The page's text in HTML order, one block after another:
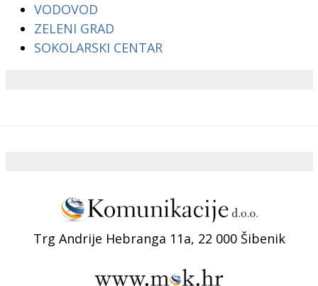
VODOVOD
ZELENI GRAD
SOKOLARSKI CENTAR
Trg Andrije Hebranga 11a, 22 000 Šibenik